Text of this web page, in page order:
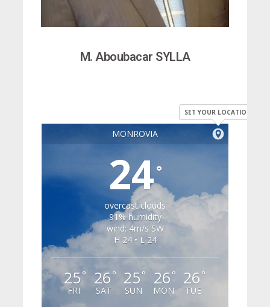
M. Aboubacar SYLLA
MONROVIA
SET YOUR LOCATION
24°
overcast clouds
91% humidity
wind: 4m/s SW
H 24 • L 24
25°
FRI
26 °
SAT
25 °
SUN
26 °
MON
26 °
TUE